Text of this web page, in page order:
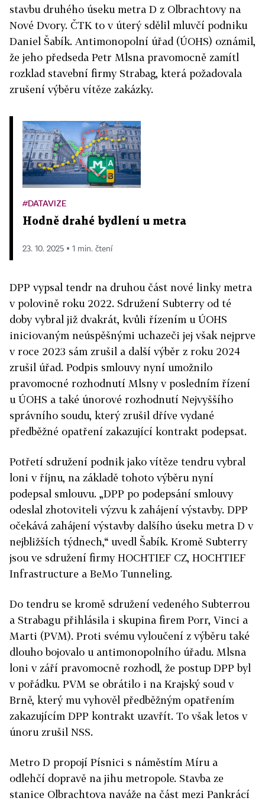
stavbu druhého úseku metra D z Olbrachtovy na
Nové Dvory. ČTK to v úterý sdělil mluvčí podniku
Daniel Šabík. Antimonopolní úřad (ÚOHS) oznámil,
že jeho předseda Petr Mlsna pravomocně zamítl
rozklad stavební firmy Strabag, která požadovala
zrušení výběru vítěze zakázky.
#DATAVIZE
Hodně drahé bydlení u metra
23. 10. 2025 ▪ 1 min. čtení
DPP vypsal tendr na druhou část nové linky metra
v polovině roku 2022. Sdružení Subterry od té
doby vybral již dvakrát, kvůli řízením u ÚOHS
iniciovaným neúspěšnými uchazeči jej však nejprve
v roce 2023 sám zrušil a další výběr z roku 2024
zrušil úřad. Podpis smlouvy nyní umožnilo
pravomocné rozhodnutí Mlsny v posledním řízení
u ÚOHS a také únorové rozhodnutí Nejvyššího
správního soudu, který zrušil dříve vydané
předběžné opatření zakazující kontrakt podepsat.
Potřetí sdružení podnik jako vítěze tendru vybral
loni v říjnu, na základě tohoto výběru nyní
podepsal smlouvu. „DPP po podepsání smlouvy
odeslal zhotoviteli výzvu k zahájení výstavby. DPP
očekává zahájení výstavby dalšího úseku metra D v
nejbližších týdnech,“ uvedl Šabík. Kromě Subterry
jsou ve sdružení firmy HOCHTIEF CZ, HOCHTIEF
Infrastructure a BeMo Tunneling.
Do tendru se kromě sdružení vedeného Subterrou
a Strabagu přihlásila i skupina firem Porr, Vinci a
Marti (PVM). Proti svému vyloučení z výběru také
dlouho bojovalo u antimonopolního úřadu. Mlsna
loni v září pravomocně rozhodl, že postup DPP byl
v pořádku. PVM se obrátilo i na Krajský soud v
Brně, který mu vyhověl předběžným opatřením
zakazujícím DPP kontrakt uzavřít. To však letos v
únoru zrušil NSS.
Metro D propojí Písnici s náměstím Míru a
odlehčí dopravě na jihu metropole. Stavba ze
stanice Olbrachtova naváže na část mezi Pankrácí